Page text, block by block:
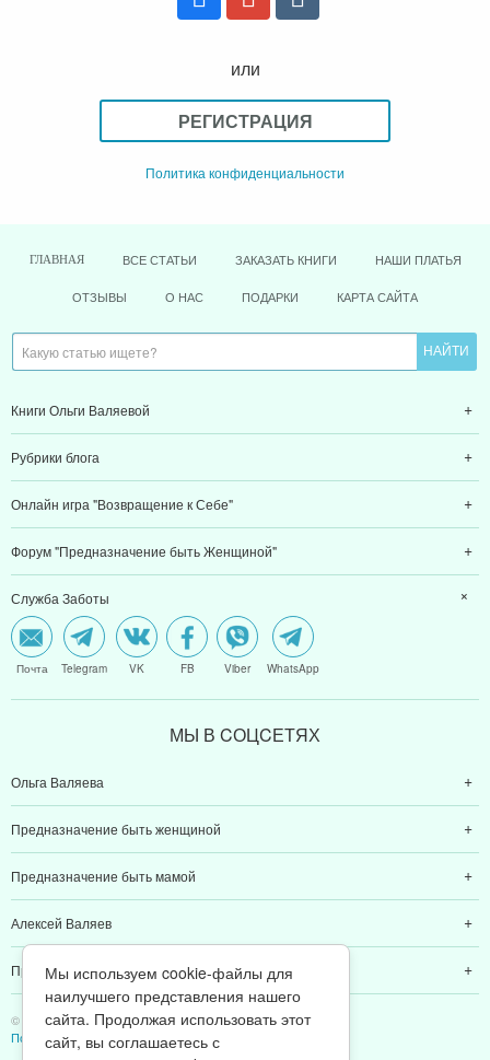
или
РЕГИСТРАЦИЯ
Политика конфиденциальности
ГЛАВНАЯ ВСЕ СТАТЬИ ЗАКАЗАТЬ КНИГИ НАШИ ПЛАТЬЯ
ОТЗЫВЫ О НАС ПОДАРКИ КАРТА САЙТА
Книги Ольги Валяевой
Рубрики блога
Онлайн игра "Возвращение к Себе"
Форум "Предназначение быть Женщиной"
Служба Заботы
Почта Telegram VK FB Viber WhatsApp
МЫ В CОЦCЕТЯХ
Ольга Валяева
Предназначение быть женщиной
Предназначение быть мамой
Алексей Валяев
Предназначение быть папой
© 2011-2026 Предназначение быть Женщиной
Политика конфиденциальности
Мы используем cookie-файлы для
наилучшего представления нашего
сайта. Продолжая использовать этот
сайт, вы соглашаетесь с